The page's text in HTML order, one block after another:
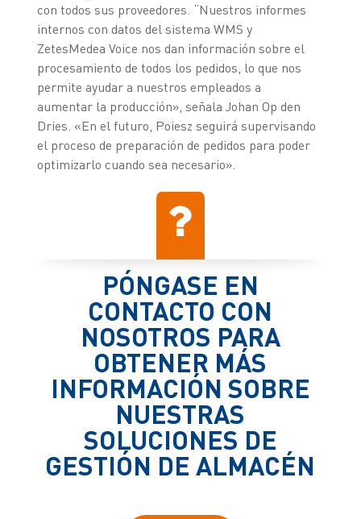
con todos sus proveedores. “Nuestros informes
internos con datos del sistema WMS y
ZetesMedea Voice nos dan información sobre el
procesamiento de todos los pedidos, lo que nos
permite ayudar a nuestros empleados a
aumentar la producción», señala Johan Op den
Dries. «En el futuro, Poiesz seguirá supervisando
el proceso de preparación de pedidos para poder
optimizarlo cuando sea necesario».
PÓNGASE EN
CONTACTO CON
NOSOTROS PARA
OBTENER MÁS
INFORMACIÓN SOBRE
NUESTRAS
SOLUCIONES DE
GESTIÓN DE ALMACÉN